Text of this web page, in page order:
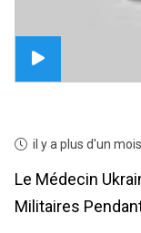
il y a plus d'un mois
Le Médecin
Militaires